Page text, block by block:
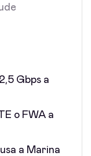
Gbps a
o FWA a
a Marina